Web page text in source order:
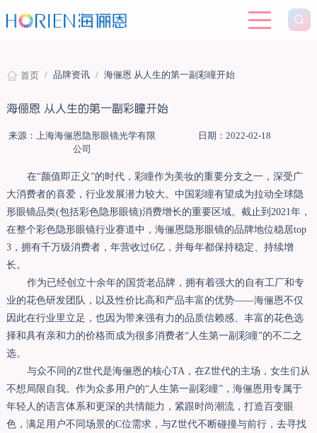
首页 / 品牌资讯 / 海俪恩 从人生的第一副彩瞳开始
海俪恩 从人生的第一副彩瞳开始
来源：上海海俪恩隐形眼镜光学有限
公司
日期：2022-02-18
在“颜值即正义”的时代，彩瞳作为美妆的重要分支之一，深受广
大消费者的喜爱，行业发展潜力较大。中国彩瞳有望成为拉动全球隐
形眼镜品类(包括彩色隐形眼镜)消费增长的重要区域。截止到2021年，
在整个彩色隐形眼镜行业赛道中，海俪恩隐形眼镜的品牌地位稳居top
3，拥有千万级消费者，年营收过6亿，并每年都保持稳定、持续增
长。
作为已经创立十余年的国货老品牌，拥有着强大的自有工厂和专
业的花色研发团队，以及性价比高和产品丰富的优势——海俪恩不仅
因此在行业里立足，也因为带来强有力的品质信赖感、丰富的花色选
择和具有亲和力的价格而成为很多消费者“人生第一副彩瞳”的不二之
选。
与众不同的Z世代是海俪恩的核心TA，在Z世代的主场，女生们从
不想局限自我。作为众多用户的“人生第一副彩瞳”，海俪恩用专属于
年轻人的语言体系和更深的共情能力，紧跟时尚潮流，打造百变眼
色，满足用户不同场景的C位需求，与Z世代不断碰撞与前行，去寻找